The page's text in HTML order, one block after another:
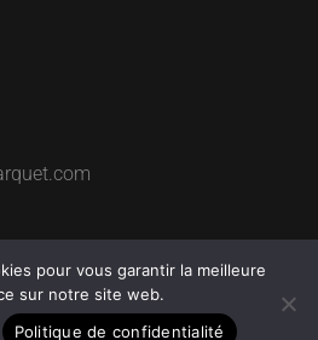
@ 2022
pour vous garantir la meilleure
sur notre site web.
Politique de confidentialité